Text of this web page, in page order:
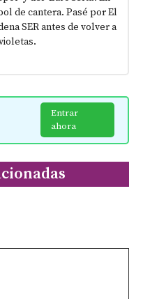
de cantera. Pasé por El
SER antes de volver a
Entrar
ahora